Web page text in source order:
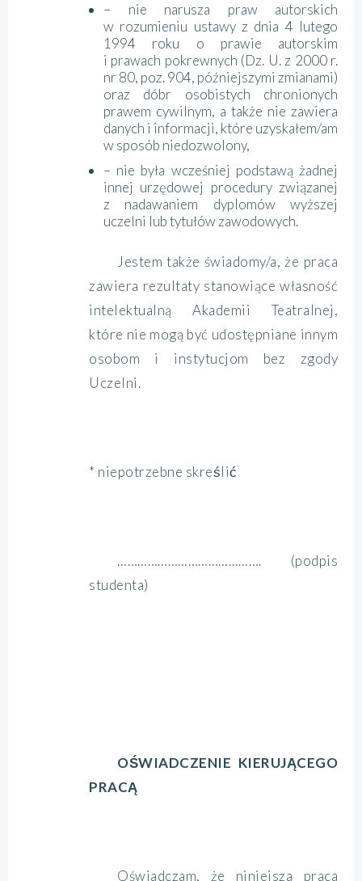
– nie narusza praw autorskich
w rozumieniu ustawy z dnia 4 lutego
1994 roku o prawie autorskim
i prawach pokrewnych (Dz. U. z 2000 r.
nr 80, poz. 904, późniejszymi zmianami)
oraz dóbr osobistych chronionych
prawem cywilnym, a także nie zawiera
danych i informacji, które uzyskałem/am
w sposób niedozwolony,
– nie była wcześniej podstawą żadnej
innej urzędowej procedury związanej
z nadawaniem dyplomów wyższej
uczelni lub tytułów zawodowych.
Jestem także świadomy/a, że praca
zawiera rezultaty stanowiące własność
intelektualną Akademii Teatralnej,
które nie mogą być udostępniane innym
osobom i instytucjom bez zgody
Uczelni.
* niepotrzebne skreślić
……………………………………. (podpis
studenta)
OŚWIADCZENIE KIERUJĄCEGO
PRACĄ
Oświadczam, że niniejsza praca